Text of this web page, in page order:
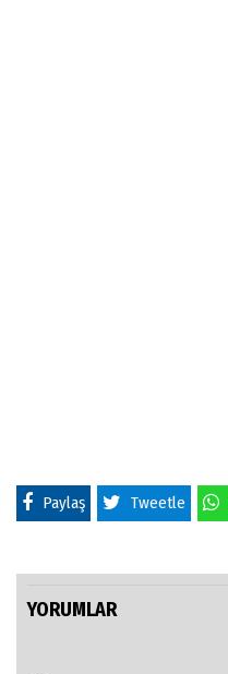
Paylaş Tweetle
YORUMLAR